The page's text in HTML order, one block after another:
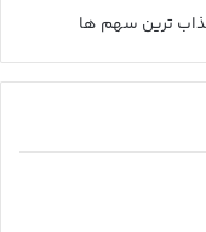
ترین سهم ها